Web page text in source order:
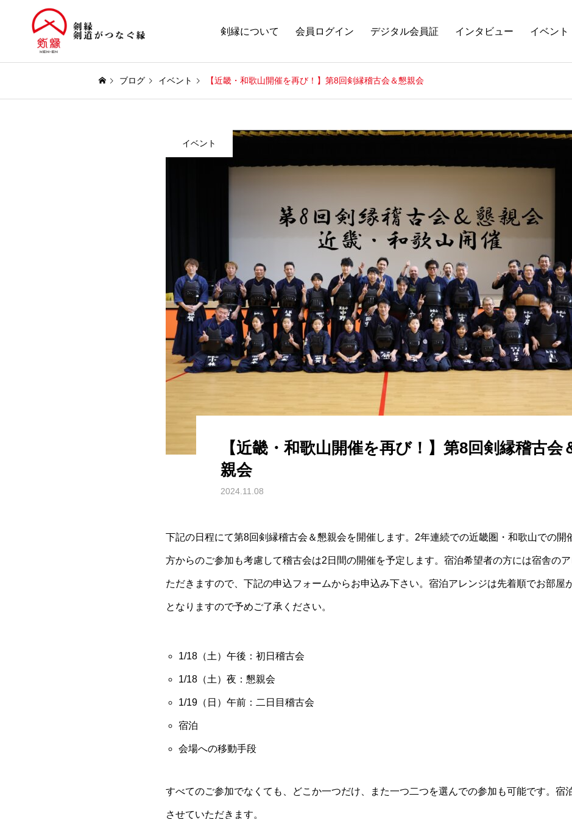
剣縁について 会員ログイン デジタル会員証 インタビュー イベント
ブログ イベント 【近畿・和歌山開催を再び！】第8回剣縁稽古会＆懇親会
イベント
【近畿・和歌山開催を再び！】第8回剣縁稽古会
親会
2024.11.08
下記の日程にて第8回剣縁稽古会＆懇親会を開催します。2年連続での近畿圏・和歌山での開
方からのご参加も考慮して稽古会は2日間の開催を予定します。宿泊希望者の方には宿舎の
ただきますので、下記の申込フォームからお申込み下さい。宿泊アレンジは先着順でお部屋
となりますので予めご了承ください。
1/18（土）午後：初日稽古会
1/18（土）夜：懇親会
1/19（日）午前：二日目稽古会
宿泊
会場への移動手段
すべてのご参加でなくても、どこか一つだけ、また一つ二つを選んでの参加も可能です。宿
させていただきます。